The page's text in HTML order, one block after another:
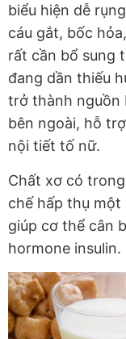
biểu hiện dễ
cáu gắt, bốc
rất cần bổ sung
đang dần thiếu
trở thành nguồn
bên ngoài, hỗ
nội tiết tố nữ.
Chất xơ có
chế hấp thụ
giúp cơ thể cân
hormone insulin.